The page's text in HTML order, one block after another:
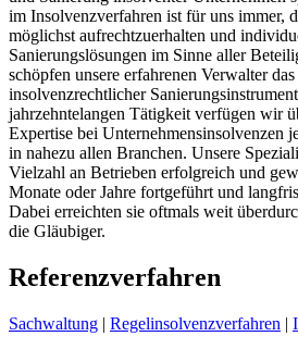
im Insolvenzverfahren ist für uns immer,
möglichst aufrechtzuerhalten und
Sanierungslösungen im Sinne aller
schöpfen unsere erfahrenen Verwalter
insolvenzrechtlicher
jahrzehntelangen Tätigkeit verfügen wir
Expertise bei Unternehmensinsolvenzen
in nahezu allen Branchen. Unsere
Vielzahl an Betrieben erfolgreich und
Monate oder Jahre fortgeführt und
Dabei erreichten sie oftmals weit
die Gläubiger.
Referenzverfahren
Sachwaltung | Regelinsolvenzverfahren |